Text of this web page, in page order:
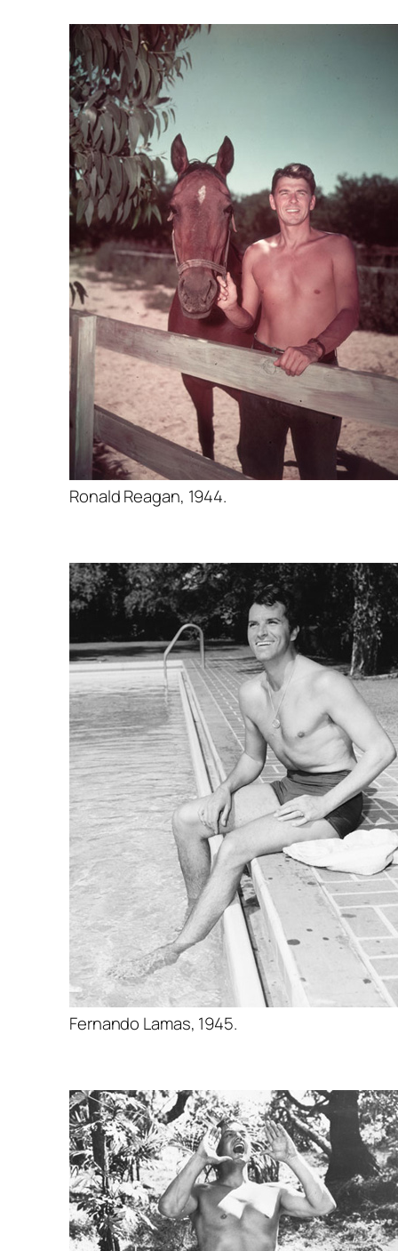
Ronald Reagan, 1944.
Fernando Lamas, 1945.